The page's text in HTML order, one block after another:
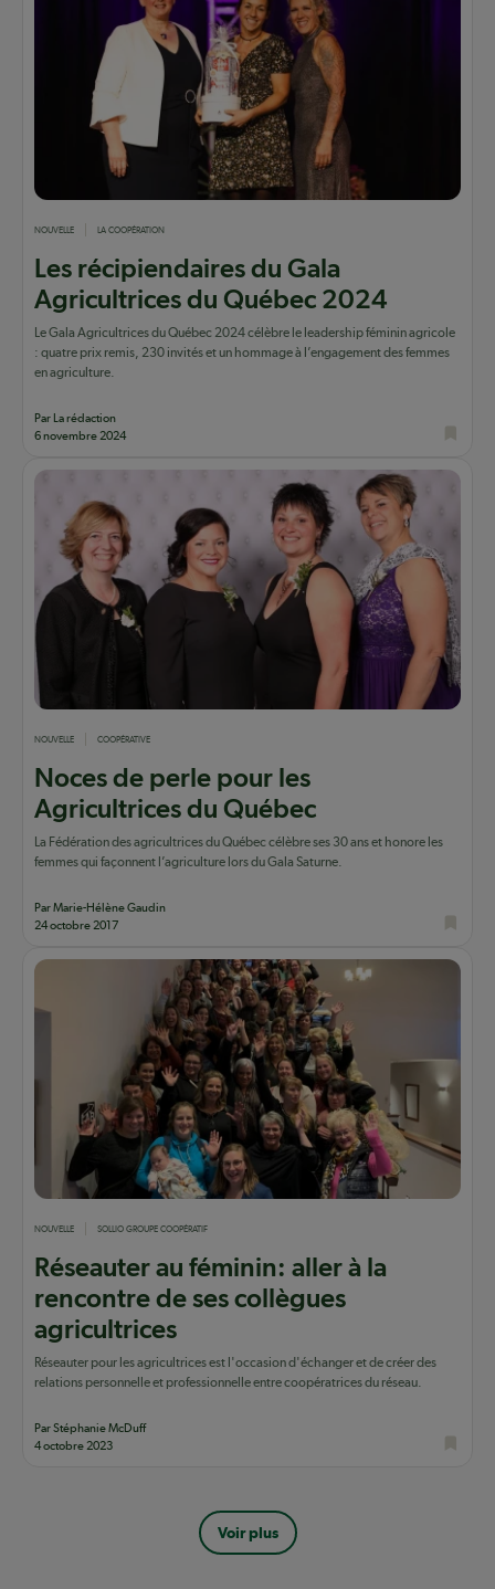
NOUVELLE LA COOPÉRATION
Les récipiendaires du Gala
Agricultrices du Québec 2024
Le Gala Agricultrices du Québec 2024 célèbre le leadership féminin agricole
: quatre prix remis, 230 invités et un hommage à l’engagement des femmes
en agriculture.
Par La rédaction
6 novembre 2024
NOUVELLE COOPÉRATIVE
Noces de perle pour les
Agricultrices du Québec
La Fédération des agricultrices du Québec célèbre ses 30 ans et honore les
femmes qui façonnent l’agriculture lors du Gala Saturne.
Par Marie-Hélène Gaudin
24 octobre 2017
NOUVELLE SOLLIO GROUPE COOPÉRATIF
Réseauter au féminin: aller à la
rencontre de ses collègues
agricultrices
Réseauter pour les agricultrices est l'occasion d'échanger et de créer des
relations personnelle et professionnelle entre coopératrices du réseau.
Par Stéphanie McDuff
4 octobre 2023
Voir plus